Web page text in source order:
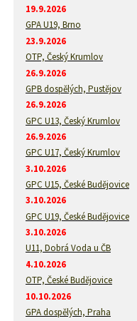
19.9.2026
GPA U19, Brno
23.9.2026
OTP, Český Krumlov
26.9.2026
GPB dospělých, Pustějov
26.9.2026
GPC U13, Český Krumlov
26.9.2026
GPC U17, Český Krumlov
3.10.2026
GPC U15, České Budějovice
3.10.2026
GPC U19, České Budějovice
3.10.2026
U11, Dobrá Voda u ČB
4.10.2026
OTP, České Budějovice
10.10.2026
GPA dospělých, Praha